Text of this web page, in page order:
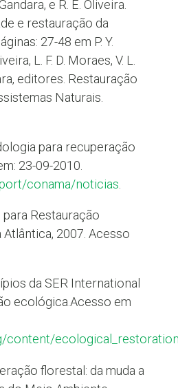
e R. E. Oliveira.
e restauração da
27-48 em P. Y.
L. F. D. Moraes, V. L.
editores. Restauração
Naturais.
para recuperação
23-09-2010.
conama/noticias
Restauração
2007. Acesso
da SER International
ecológica.Acesso em
content/
florestal: da muda a